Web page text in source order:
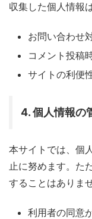
収集した個人情報
お問い合わせ
コメント投稿
サイトの利便
4. 個人情報の
本サイトでは、個
止に努めます。た
することはありませ
利用者の同意